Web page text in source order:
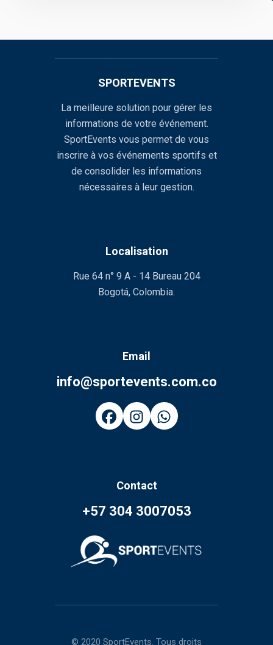
SPORTEVENTS
La meilleure solution pour gérer les
informations de votre événement.
SportEvents vous permet de vous
inscrire à vos événements sportifs et
de consolider les informations
nécessaires à leur gestion.
Localisation
Rue 64 n° 9 A - 14 Bureau 204
Bogotá, Colombia.
Email
info@sportevents.com.co
Contact
+57 304 3007053
© 2020 SportEvents. Tous droits